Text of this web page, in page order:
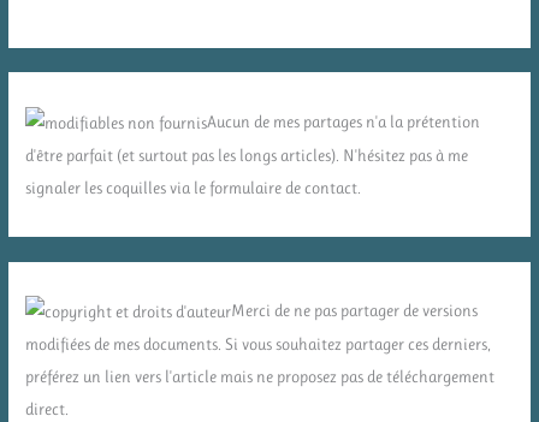
Aucun de mes partages n'a la prétention
d'être parfait (et surtout pas les longs articles). N'hésitez pas à me
signaler les coquilles via le formulaire de contact.
Merci de ne pas partager de versions
modifiées de mes documents. Si vous souhaitez partager ces derniers,
préférez un lien vers l'article mais ne proposez pas de téléchargement
direct.